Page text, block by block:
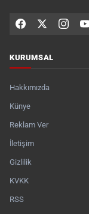
KURUMSAL
Hakkımızda
Künye
Reklam Ver
İletişim
Gizlilik
KVKK
RSS